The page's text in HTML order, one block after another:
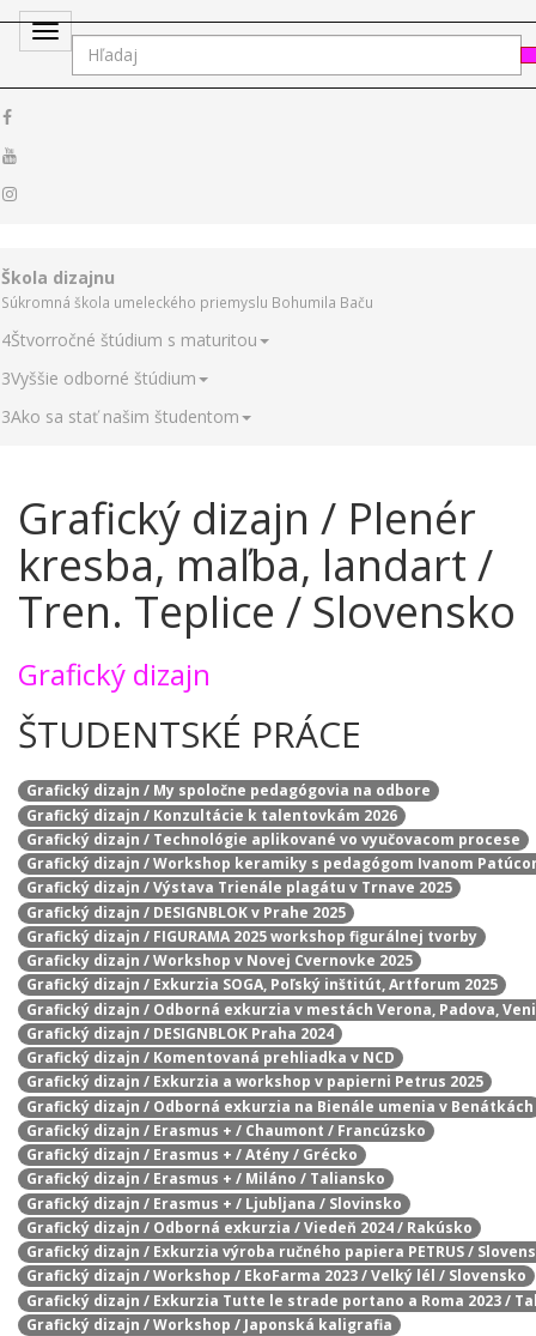
Toggle
navigation
Škola dizajnu
Súkromná škola umeleckého priemyslu Bohumila Baču
4Štvorročné štúdium s maturitou
3Vyššie odborné štúdium
3Ako sa stať našim študentom
Grafický dizajn / Plenér
kresba, maľba, landart /
Tren. Teplice / Slovensko
Grafický dizajn
ŠTUDENTSKÉ PRÁCE
Grafický dizajn / My spoločne pedagógovia na odbore
Grafický dizajn / Konzultácie k talentovkám 2026
Grafický dizajn / Technológie aplikované vo vyučovacom procese
Grafický dizajn / Workshop keramiky s pedagógom Ivanom
Grafický dizajn / Výstava Trienále plagátu v Trnave 2025
Grafický dizajn / DESIGNBLOK v Prahe 2025
Grafický dizajn / FIGURAMA 2025 workshop figurálnej tvorby
Graficky dizajn / Workshop v Novej Cvernovke 2025
Grafický dizajn / Exkurzia SOGA, Poľský inštitút, Artforum 2025
Grafický dizajn / Odborná exkurzia v mestách Verona, Padova,
Grafický dizajn / DESIGNBLOK Praha 2024
Grafický dizajn / Komentovaná prehliadka v NCD
Grafický dizajn / Exkurzia a workshop v papierni Petrus 2025
Grafický dizajn / Odborná exkurzia na Bienále umenia v Benátkách
Grafický dizajn / Erasmus + / Chaumont / Francúzsko
Grafický dizajn / Erasmus + / Atény / Grécko
Grafický dizajn / Erasmus + / Miláno / Taliansko
Grafický dizajn / Erasmus + / Ljubljana / Slovinsko
Grafický dizajn / Odborná exkurzia / Viedeň 2024 / Rakúsko
Grafický dizajn / Exkurzia výroba ručného papiera PETRUS /
Grafický dizajn / Workshop / EkoFarma 2023 / Velký lél / Slovensko
Grafický dizajn / Exkurzia Tutte le strade portano a Roma 2023 /
Grafický dizajn / Workshop / Japonská kaligrafia